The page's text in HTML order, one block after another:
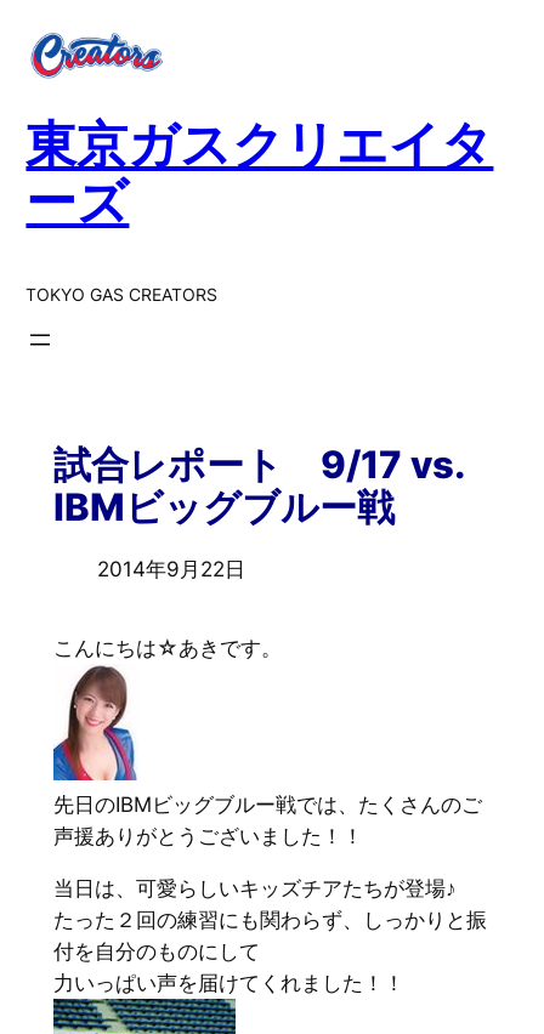
東京ガスクリエイタ
ーズ
TOKYO GAS CREATORS
試合レポート 9/17 vs.
IBMビッグブルー戦
2014年9月22日
こんにちは☆あきです。
先日のIBMビッグブルー戦では、たくさんのご
声援ありがとうございました！！
当日は、可愛らしいキッズチアたちが登場♪
たった２回の練習にも関わらず、しっかりと振
付を自分のものにして
力いっぱい声を届けてくれました！！